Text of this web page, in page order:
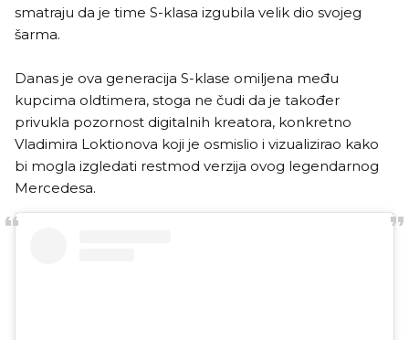
smatraju da je time S-klasa izgubila velik dio svojeg
šarma.
Danas je ova generacija S-klase omiljena među
kupcima oldtimera, stoga ne čudi da je također
privukla pozornost digitalnih kreatora, konkretno
Vladimira Loktionova koji je osmislio i vizualizirao kako
bi mogla izgledati restmod verzija ovog legendarnog
Mercedesa.